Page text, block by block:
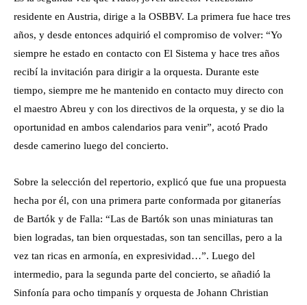
residente en Austria, dirige a la OSBBV. La primera fue hace tres
años, y desde entonces adquirió el compromiso de volver: “Yo
siempre he estado en contacto con El Sistema y hace tres años
recibí la invitación para dirigir a la orquesta. Durante este
tiempo, siempre me he mantenido en contacto muy directo con
el maestro Abreu y con los directivos de la orquesta, y se dio la
oportunidad en ambos calendarios para venir”, acotó Prado
desde camerino luego del concierto.
Sobre la selección del repertorio, explicó que fue una propuesta
hecha por él, con una primera parte conformada por gitanerías
de Bartók y de Falla: “Las de Bartók son unas miniaturas tan
bien logradas, tan bien orquestadas, son tan sencillas, pero a la
vez tan ricas en armonía, en expresividad…”. Luego del
intermedio, para la segunda parte del concierto, se añadió la
Sinfonía para ocho timpanís y orquesta de Johann Christian